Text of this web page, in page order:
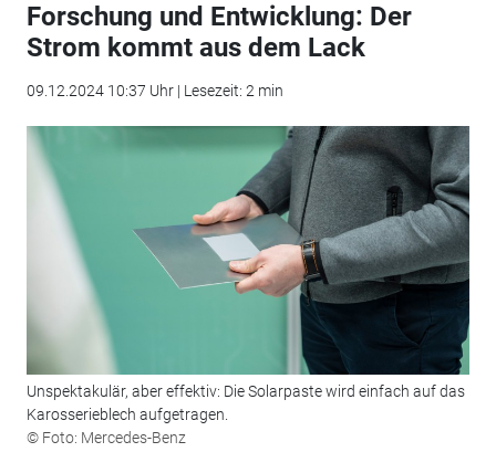
Forschung und Entwicklung: Der
Strom kommt aus dem Lack
09.12.2024 10:37 Uhr | Lesezeit: 2 min
Unspektakulär, aber effektiv: Die Solarpaste wird einfach auf das
Karosserieblech aufgetragen.
© Foto: Mercedes-Benz